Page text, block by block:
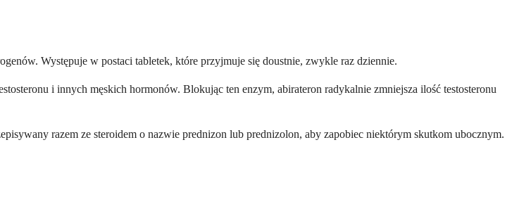
Występuje w postaci tabletek, które przyjmuje się doustnie, zwykle raz dziennie.
i innych męskich hormonów. Blokując ten enzym, abirateron radykalnie zmniejsza ilość testosteronu
razem ze steroidem o nazwie prednizon lub prednizolon, aby zapobiec niektórym skutkom ubocznym.